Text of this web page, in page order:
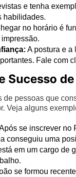
e tenha
habilidades.
no horário é
A postura e a
Fale com
Sucesso
de pessoas que
Veja alguns
se inscrever no
conseguiu uma
em um cargo de
se formou